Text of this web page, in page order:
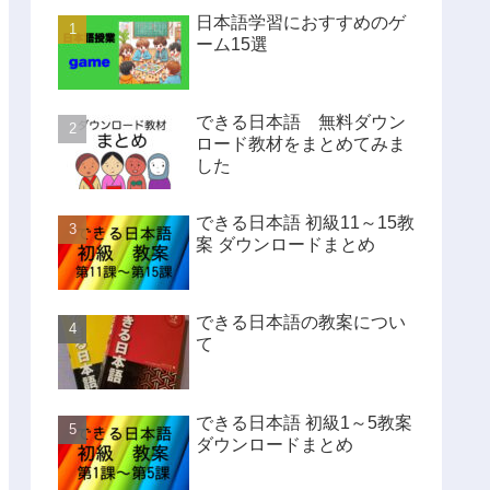
日本語学習におすすめのゲ
ーム15選
できる日本語 無料ダウン
ロード教材をまとめてみま
した
できる日本語 初級11～15教
案 ダウンロードまとめ
できる日本語の教案につい
て
できる日本語 初級1～5教案
ダウンロードまとめ